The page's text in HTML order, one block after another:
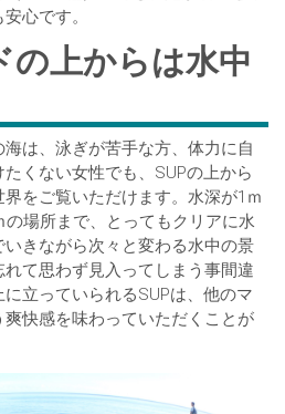
心です。
の上からは水中
は、泳ぎが苦手な方、体力に自
くない女性でも、SUPの上から
をご覧いただけます。水深が1ｍ
場所まで、とってもクリアに水
きながら次々と変わる水中の景
て思わず見入ってしまう事間違
立っていられるSUPは、他のマ
快感を味わっていただくことが